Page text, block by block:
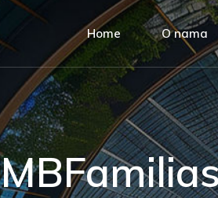
Home O nama
Alfa Therm
Naši klijenti